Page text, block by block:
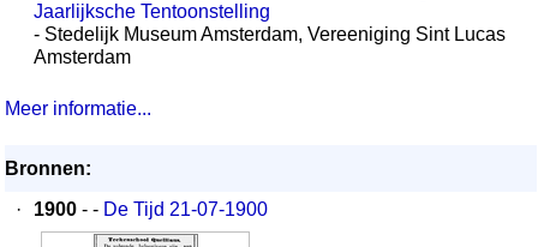
Jaarlijksche Tentoonstelling
- Stedelijk Museum Amsterdam, Vereeniging Sint Lucas
Amsterdam
Meer informatie...
Bronnen:
·
1900 - - De Tijd 21-07-1900